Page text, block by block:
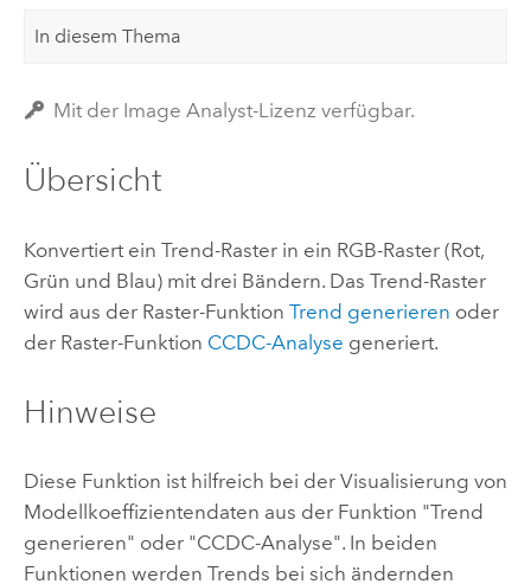
In diesem Thema
Mit der Image Analyst-Lizenz verfügbar.
Übersicht
Konvertiert ein Trend-Raster in ein RGB-Raster (Rot,
Grün und Blau) mit drei Bändern. Das Trend-Raster
wird aus der Raster-Funktion Trend generieren oder
der Raster-Funktion CCDC-Analyse generiert.
Hinweise
Diese Funktion ist hilfreich bei der Visualisierung von
Modellkoeffizientendaten aus der Funktion "Trend
generieren" oder "CCDC-Analyse". In beiden
Funktionen werden Trends bei sich ändernden